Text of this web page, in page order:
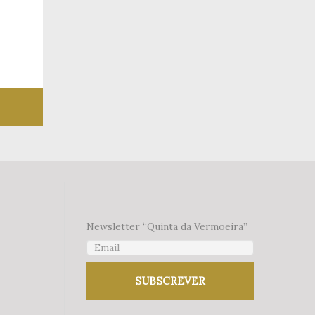
Newsletter “Quinta da Vermoeira”